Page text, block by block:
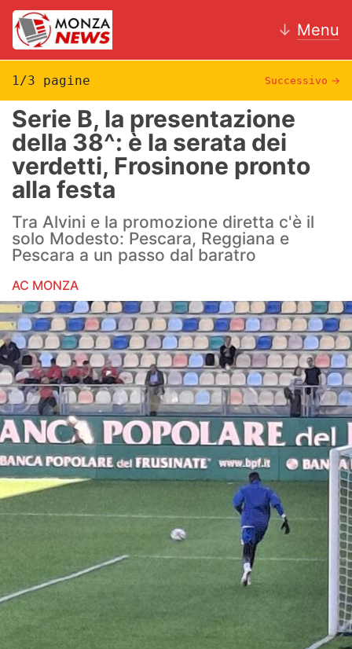
↓ Menu
News
AC Monza
Calcio
Motori
Hockey
Altri sport
Hockey
Pallanuoto
Pallamano
Altre
News
Eventi
1/3 pagine Successivo →
Serie B, la presentazione
della 38^: è la serata dei
verdetti, Frosinone pronto
alla festa
Tra Alvini e la promozione diretta c'è il
solo Modesto: Pescara, Reggiana e
Pescara a un passo dal baratro
AC MONZA